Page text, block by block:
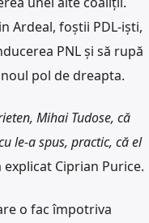
Ardeal, foștii PDL-iști,
PNL și să rupă
pol de dreapta.
Mihai Tudose, că
le-a spus, practic, că el
explicat Ciprian Purice.
o fac împotriva